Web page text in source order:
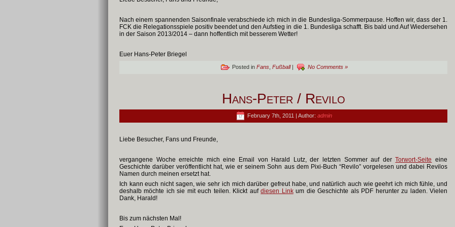
Nach einem spannenden Saisonfinale verabschiede ich mich in die Bundesliga-Sommerpause. Hoffen wir, dass der 1.
FCK die Relegationsspiele positiv beendet und den Aufstieg in die 1. Bundesliga schafft. Bis bald und Auf Wiedersehen
in der Saison 2013/2014 – dann hoffentlich mit besserem Wetter!
Euer Hans-Peter Briegel
Posted in Fans, Fußball| No Comments »
Hans-Peter / Revilo
February 7th, 2011 | Author: admin
Liebe Besucher, Fans und Freunde,
vergangene Woche erreichte mich eine Email von Harald Lutz, der letzten Sommer auf derTorwort-Seite eine
Geschichte darüber veröffentlicht hat, wie er seinem Sohn aus dem Pixi-Buch “Revilo” vorgelesen und dabei Revilos
Namen durch meinen ersetzt hat.
Ich kann euch nicht sagen, wie sehr ich mich darüber gefreut habe, und natürlich auch wie geehrt ich mich fühle, und
deshalb möchte ich sie mit euch teilen. Klickt aufdiesen Linkum die Geschichte als PDF herunter zu laden. Vielen
Dank, Harald!
Bis zum nächsten Mal!